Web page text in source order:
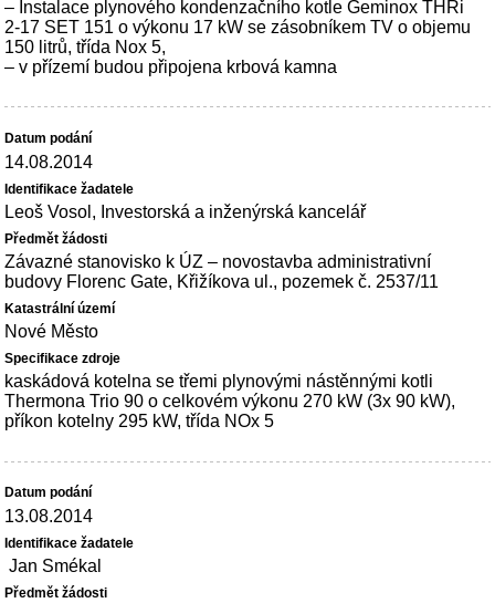
– Instalace plynového kondenzačního kotle Geminox THRi
2-17 SET 151 o výkonu 17 kW se zásobníkem TV o objemu
150 litrů, třída Nox 5,
– v přízemí budou připojena krbová kamna
14.08.2014
Leoš Vosol, Investorská a inženýrská kancelář
Závazné stanovisko k ÚZ – novostavba administrativní
budovy Florenc Gate, Křižíkova ul., pozemek č. 2537/11
Nové Město
kaskádová kotelna se třemi plynovými nástěnnými kotli
Thermona Trio 90 o celkovém výkonu 270 kW (3x 90 kW),
příkon kotelny 295 kW, třída NOx 5
13.08.2014
Jan Smékal